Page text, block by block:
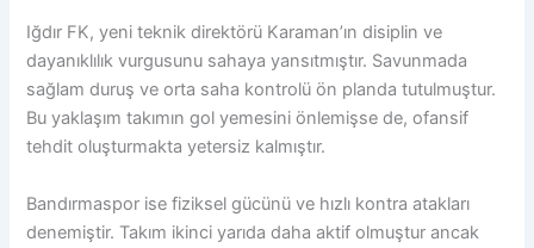
Iğdır FK, yeni teknik direktörü Karaman’ın disiplin ve
dayanıklılık vurgusunu sahaya yansıtmıştır. Savunmada
sağlam duruş ve orta saha kontrolü ön planda tutulmuştur.
Bu yaklaşım takımın gol yemesini önlemişse de, ofansif
tehdit oluşturmakta yetersiz kalmıştır.
Bandırmaspor ise fiziksel gücünü ve hızlı kontra atakları
denemiştir. Takım ikinci yarıda daha aktif olmuştur ancak